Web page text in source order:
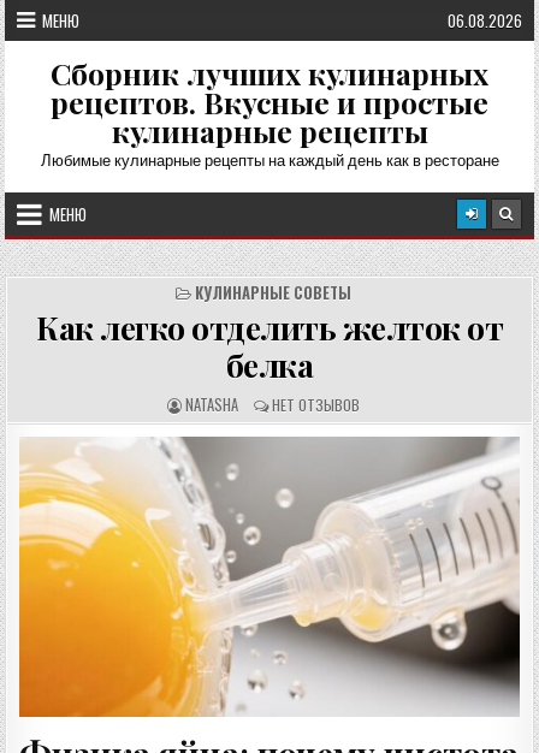
Перейти
к
содержимому
МЕНЮ 06.08.2026
Сборник лучших кулинарных
рецептов. Вкусные и простые
кулинарные рецепты
Любимые кулинарные рецепты на каждый день как в ресторане
МЕНЮ
КУЛИНАРНЫЕ СОВЕТЫ
Как легко отделить желток от
белка
А
В
Т
О
Р
Р
Е
Ц
П
Т
А
:
NATASHA О
Т
З
НЕТ ОТЗЫВОВ